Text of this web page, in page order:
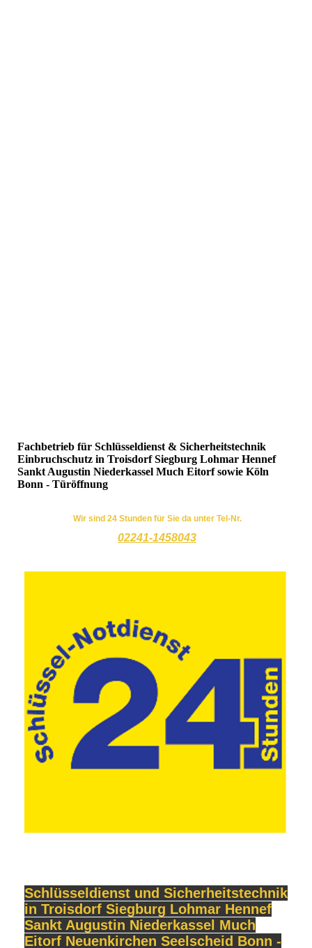
Fachbetrieb für Schlüsseldienst & Sicherheitstechnik
Einbruchschutz in Troisdorf Siegburg Lohmar Hennef
Sankt Augustin Niederkassel Much Eitorf sowie Köln
Bonn - Türöffnung
Wir sind 24 Stunden für Sie da unter Tel-Nr.
02241-1458043
Schlüsseldienst und Sicherheitstechnik
in Troisdorf Siegburg Lohmar Hennef
Sankt Augustin Niederkassel Much
Eitorf Neuenkirchen Seelscheid Bonn -